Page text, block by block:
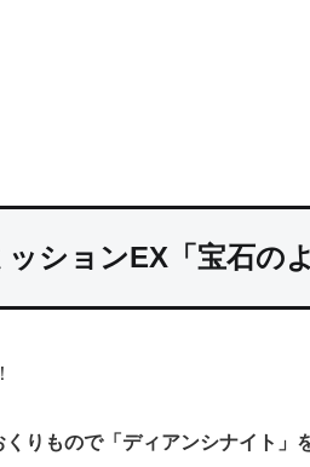
ションEX「宝石の
くりもので「ディアンシナイト」